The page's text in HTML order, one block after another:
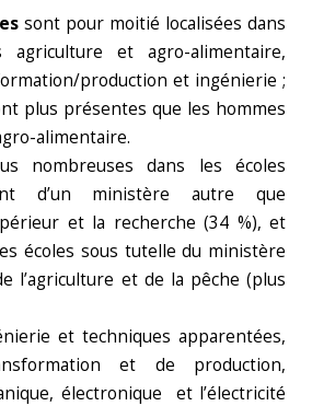
sont pour moitié localisées dans
agriculture et agro-alimentaire,
production et ingénierie ;
plus présentes que les hommes
alimentaire.
nombreuses dans les écoles
d’un ministère autre que
et la recherche (34 %), et
écoles sous tutelle du ministère
l’agriculture et de la pêche (plus
et techniques apparentées,
et de production,
électronique et l’électricité